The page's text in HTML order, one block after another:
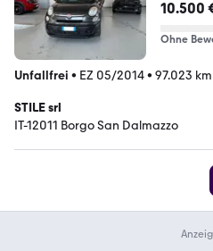
10.500
Ohne
Unfallfrei • EZ 05/2014• 97.023 km
STILE srl
IT-12011 Borgo San Dalmazzo